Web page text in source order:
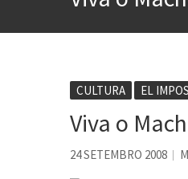
CULTURA EL
Viva o
24 SETEMBRO 2008